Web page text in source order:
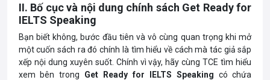
II. Bố cục và nội dung chính sách Get Ready for
IELTS Speaking
Bạn biết không, bước đầu tiên và vô cùng quan trọng khi mở
một cuốn sách ra đó chính là tìm hiểu về cách mà tác giả sắp
xếp nội dung xuyên suốt. Chính vì vậy, hãy cùng TCE tìm hiểu
xem bên trong Get Ready for IELTS Speaking có chứa